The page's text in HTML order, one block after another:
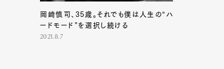
岡崎慎司、35歳。それでも僕は人生の“ハ
ードモード”を選択し続ける
2021.8.7